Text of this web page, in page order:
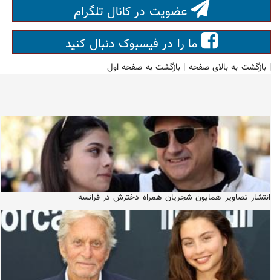
عضویت در کانال تلگرام
ما را در فیسبوک دنبال کنید
|بازگشت به بالای صفحه |بازگشت به صفحه اول
انتشار تصاویر همایون شجریان همراه دخترش در فرانسه